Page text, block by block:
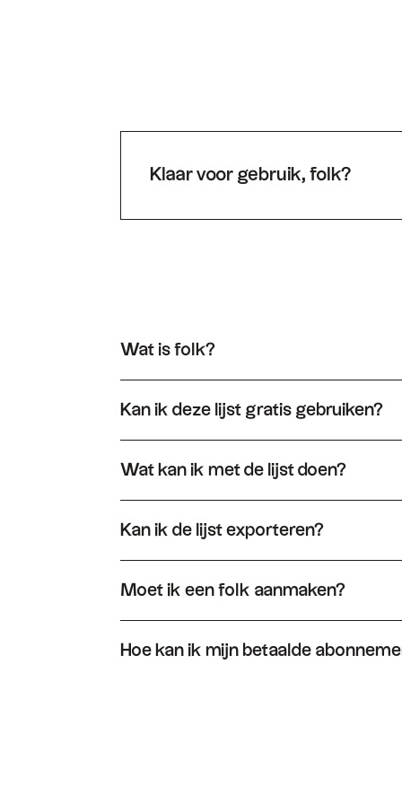
Klaar voor gebruik, folk?
Wat is folk?
Kan ik deze lijst gratis gebruiken?
Wat kan ik met de lijst doen?
Kan ik de lijst exporteren?
Moet ik een folk aanmaken?
Hoe kan ik mijn betaalde